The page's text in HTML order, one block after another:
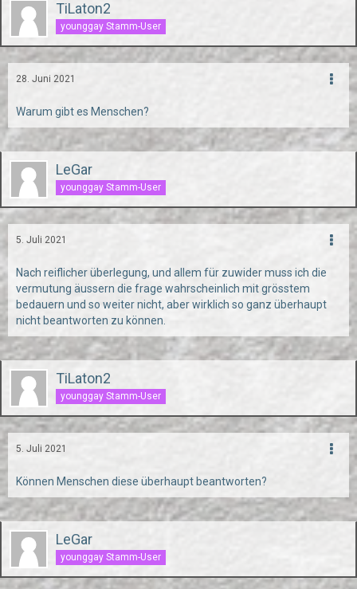
TiLaton2
younggay Stamm-User
28. Juni 2021
Warum gibt es Menschen?
LeGar
younggay Stamm-User
5. Juli 2021
Nach reiflicher überlegung, und allem für zuwider muss ich die
vermutung äussern die frage wahrscheinlich mit grösstem
bedauern und so weiter nicht, aber wirklich so ganz überhaupt
nicht beantworten zu können.
TiLaton2
younggay Stamm-User
5. Juli 2021
Können Menschen diese überhaupt beantworten?
LeGar
younggay Stamm-User